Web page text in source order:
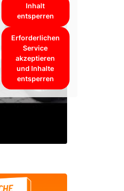
Inhalt
entsperren
Erforderlichen
Service
akzeptieren
und Inhalte
entsperren